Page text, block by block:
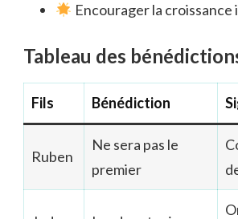
Encourager la croissance
Tableau des
Fils Bénédiction
Ruben
Ne sera pas le
premier